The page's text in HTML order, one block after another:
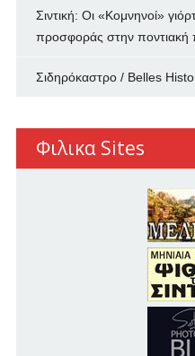
Σιντική: Οι «Κομνηνοί»
προσφοράς στην ποντιακή
Σιδηρόκαστρο / Belles
Φιλικα Sites